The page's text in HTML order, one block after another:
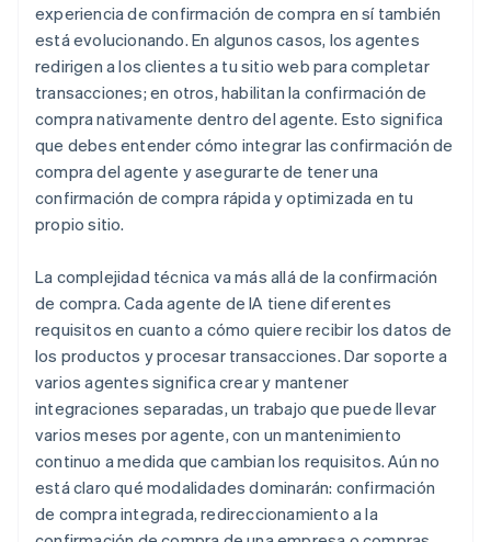
experiencia de confirmación de compra en sí también
está evolucionando. En algunos casos, los agentes
redirigen a los clientes a tu sitio web para completar
transacciones; en otros, habilitan la confirmación de
compra nativamente dentro del agente. Esto significa
que debes entender cómo integrar las confirmación de
compra del agente y asegurarte de tener una
confirmación de compra rápida y optimizada en tu
propio sitio.
La complejidad técnica va más allá de la confirmación
de compra. Cada agente de IA tiene diferentes
requisitos en cuanto a cómo quiere recibir los datos de
los productos y procesar transacciones. Dar soporte a
varios agentes significa crear y mantener
integraciones separadas, un trabajo que puede llevar
varios meses por agente, con un mantenimiento
continuo a medida que cambian los requisitos. Aún no
está claro qué modalidades dominarán: confirmación
de compra integrada, redireccionamiento a la